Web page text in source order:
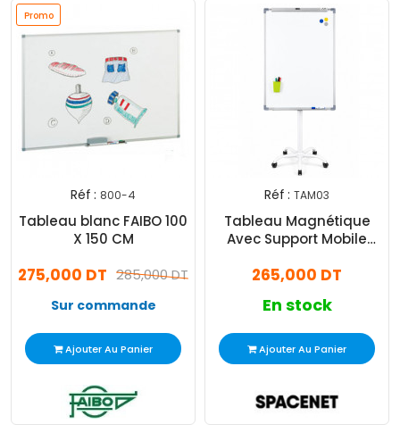
Promo
Réf : 800-4
Tableau blanc FAIBO 100
X 150 CM
285,000 DT
275,000 DT
Sur commande
Ajouter Au Panier
Réf : TAM03
Tableau Magnétique
Avec Support Mobile
265,000 DT
En stock
Ajouter Au Panier